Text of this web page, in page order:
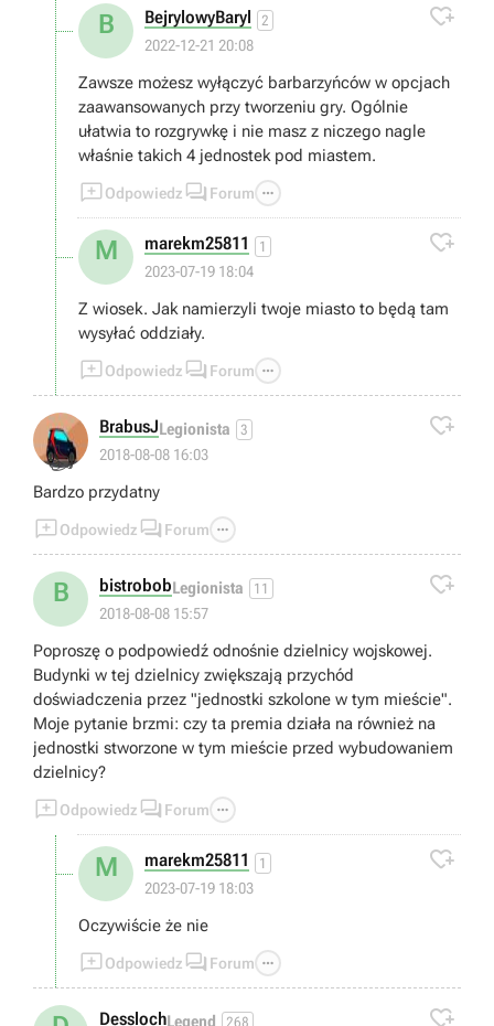
B BejrylowyBaryl 2
2022-12-21 20:08

Zawsze możesz wyłączyć barbarzyńców w opcjach
zaawansowanych przy tworzeniu gry. Ogólnie
ułatwia to rozgrywkę i nie masz z niczego nagle
właśnie takich 4 jednostek pod miastem.
Odpowiedz  Forum 
M marekm25811 1
2023-07-19 18:04

Z wiosek. Jak namierzyli twoje miasto to będą tam
wysyłać oddziały.
Odpowiedz  Forum 
👍
BrabusJLegionista 3
2018-08-08 16:03

Bardzo przydatny
Odpowiedz  Forum 
B bistrobobLegionista 11
2018-08-08 15:57

Poproszę o podpowiedź odnośnie dzielnicy wojskowej.
Budynki w tej dzielnicy zwiększają przychód
doświadczenia przez "jednostki szkolone w tym mieście".
Moje pytanie brzmi: czy ta premia działa na również na
jednostki stworzone w tym mieście przed wybudowaniem
dzielnicy?
Odpowiedz  Forum 
M marekm25811 1
2023-07-19 18:03

Oczywiście że nie
Odpowiedz  Forum 
DesslochLegend 268 